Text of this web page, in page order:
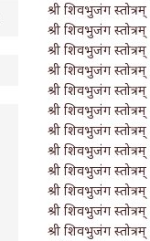
श्री शिवभुजंग स्तोत्रम्
श्री शिवभुजंग
श्री शिवभुजंग
श्री शिवभुजंग
श्री शिवभुजंग
श्री शिवभुजंग
श्री शिवभुजंग
श्री शिवभुजंग
श्री शिवभुजंग
श्री शिवभुजंग
श्री शिवभुजंग
श्री शिवभुजंग